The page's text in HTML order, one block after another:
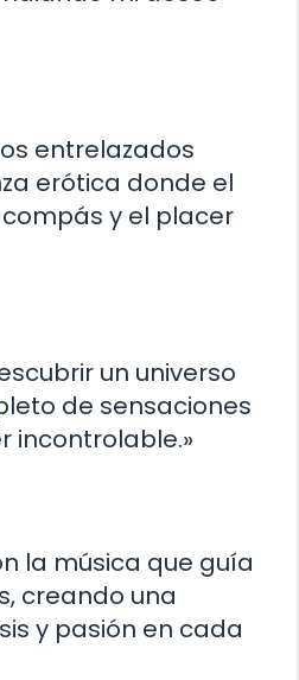
entrelazados
erótica donde el
y el placer
un universo
de sensaciones
incontrolable.»
la música que guía
creando una
y pasión en cada